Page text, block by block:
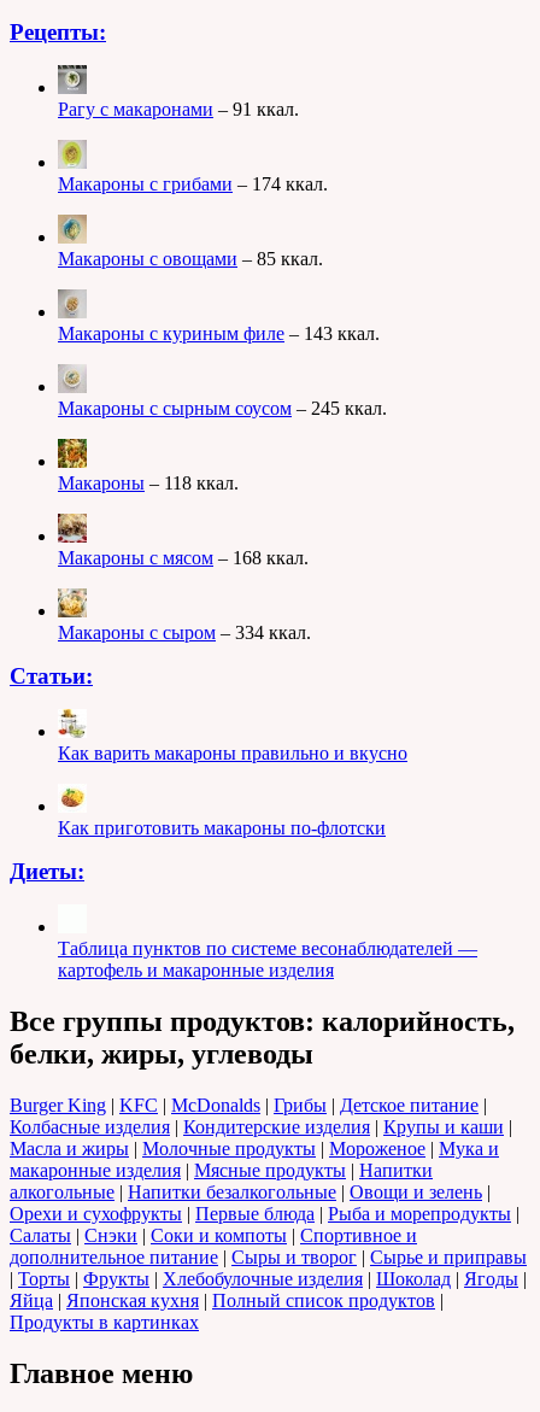
Рецепты:
Рагу с макаронами – 91 ккал.
Макароны с грибами – 174 ккал.
Макароны с овощами – 85 ккал.
Макароны с куриным филе – 143 ккал.
Макароны с сырным соусом – 245 ккал.
Макароны – 118 ккал.
Макароны с мясом – 168 ккал.
Макароны с сыром – 334 ккал.
Статьи:
Как варить макароны правильно и вкусно
Как приготовить макароны по-флотски
Диеты:
Таблица пунктов по системе весонаблюдателей —
картофель и макаронные изделия
Все группы продуктов: калорийность,
белки, жиры, углеводы
Burger King | KFC | McDonalds | Грибы | Детское питание |
Колбасные изделия | Кондитерские изделия | Крупы и каши |
Масла и жиры | Молочные продукты | Мороженое | Мука и
макаронные изделия | Мясные продукты | Напитки
алкогольные | Напитки безалкогольные | Овощи и зелень |
Орехи и сухофрукты | Первые блюда | Рыба и морепродукты |
Салаты | Снэки | Соки и компоты | Спортивное и
дополнительное питание | Сыры и творог | Сырье и приправы
| Торты | Фрукты | Хлебобулочные изделия | Шоколад | Ягоды |
Яйца | Японская кухня | Полный список продуктов |
Продукты в картинках
Главное меню